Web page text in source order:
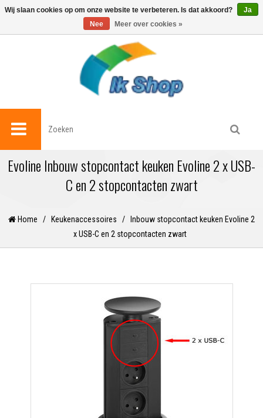
0
Evoline Inbouw stopcontact keuken Evoline 2 x USB-
C en 2 stopcontacten zwart
Home / Keukenaccessoires /
Inbouw stopcontact keuken Evoline 2
x USB-C en 2 stopcontacten zwart
Wij slaan cookies op om onze website te verbeteren. Is dat akkoord?
Ja
Nee
Meer over cookies »